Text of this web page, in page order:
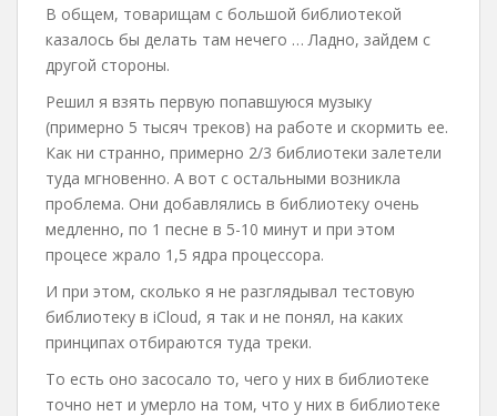
В общем, товарищам с большой библиотекой
казалось бы делать там нечего … Ладно, зайдем с
другой стороны.
Решил я взять первую попавшуюся музыку
(примерно 5 тысяч треков) на работе и скормить ее.
Как ни странно, примерно 2/3 библиотеки залетели
туда мгновенно. А вот с остальными возникла
проблема. Они добавлялись в библиотеку очень
медленно, по 1 песне в 5-10 минут и при этом
процесе жрало 1,5 ядра процессора.
И при этом, сколько я не разглядывал тестовую
библиотеку в iCloud, я так и не понял, на каких
принципах отбираются туда треки.
То есть оно засосало то, чего у них в библиотеке
точно нет и умерло на том, что у них в библиотеке